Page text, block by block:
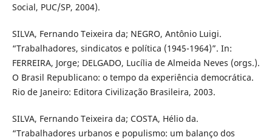
Social, PUC/SP, 2004).
SILVA, Fernando Teixeira da; NEGRO, Antônio Luigi.
“Trabalhadores, sindicatos e política (1945-1964)”. In:
FERREIRA, Jorge; DELGADO, Lucília de Almeida Neves (orgs.).
O Brasil Republicano: o tempo da experiência democrática.
Rio de Janeiro: Editora Civilização Brasileira, 2003.
SILVA, Fernando Teixeira da; COSTA, Hélio da.
“Trabalhadores urbanos e populismo: um balanço dos